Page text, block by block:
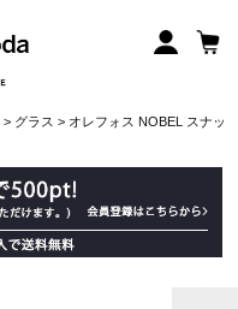
> グラス > オレフォス NOBEL スナッ